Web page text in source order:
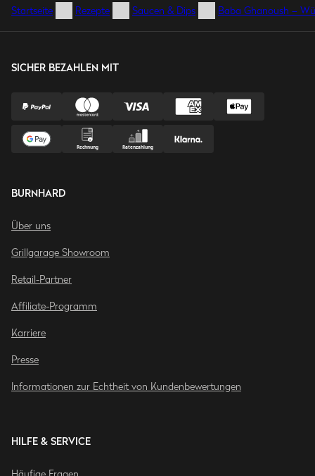
Startseite Rezepte Saucen & Dips Baba Ghanoush –
SICHER BEZAHLEN MIT
BURNHARD
Über uns
Grillgarage Showroom
Retail-Partner
Affiliate-Programm
Karriere
Presse
Informationen zur Echtheit von Kundenbewertungen
HILFE & SERVICE